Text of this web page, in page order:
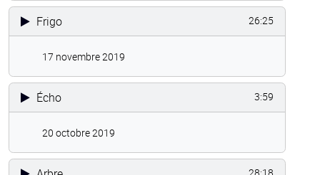
Frigo 26:25
17 novembre 2019
Écho 3:59
20 octobre 2019
28:18